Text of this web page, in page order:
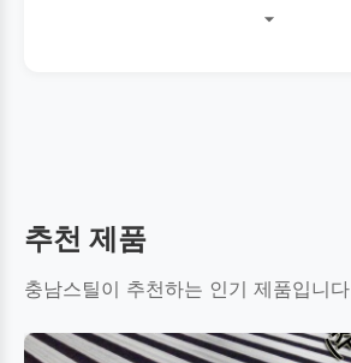
추천 제품
충남스틸이 추천하는 인기 제품입니다